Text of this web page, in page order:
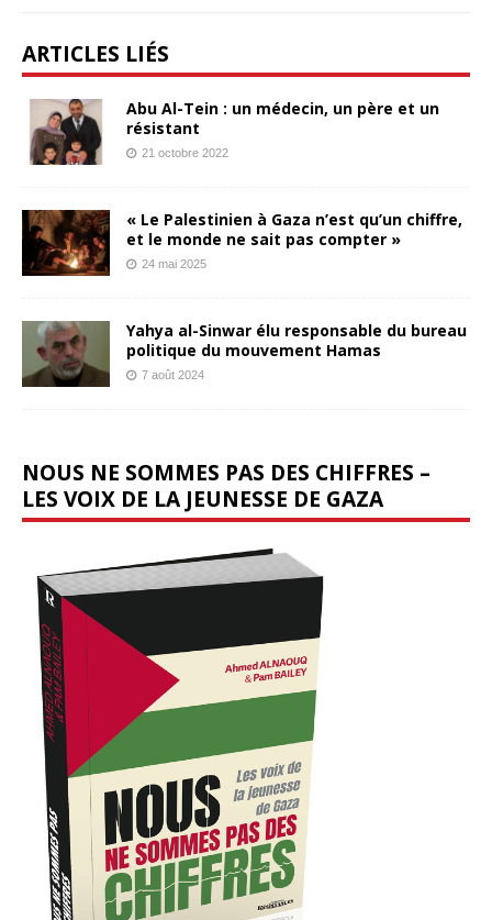
ARTICLES LIÉS
Abu Al-Tein : un médecin, un père et un
résistant
21 octobre 2022
« Le Palestinien à Gaza n’est qu’un chiffre,
et le monde ne sait pas compter »
24 mai 2025
Yahya al-Sinwar élu responsable du bureau
politique du mouvement Hamas
7 août 2024
NOUS NE SOMMES PAS DES CHIFFRES –
LES VOIX DE LA JEUNESSE DE GAZA